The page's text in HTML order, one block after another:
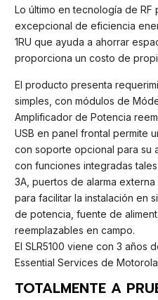
Lo último en tecnología de RF
excepcional de eficiencia
1RU que ayuda a ahorrar
proporciona un costo de
El producto presenta
simples, con módulos de
Amplificador de Potencia
USB en panel frontal permite
con soporte opcional para su
con funciones integradas
3A, puertos de alarma
para facilitar la instalación en
de potencia, fuente de
reemplazables en campo.
El SLR5100 viene con 3 años
Essential Services de
TOTALMENTE A